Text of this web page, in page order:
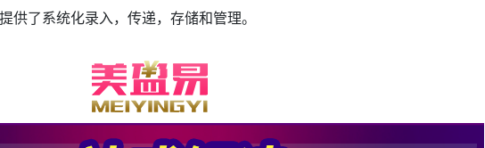
了系统化录入，传递，存储和管理。